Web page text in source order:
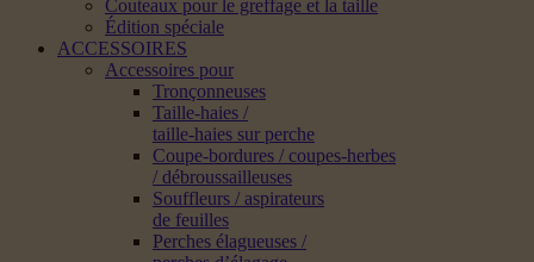
Couteaux pour le greffage et la taille
Édition spéciale
ACCESSOIRES
Accessoires pour
Tronçonneuses
Taille-haies /
taille-haies sur perche
Coupe-bordures / coupes-herbes
/ débroussailleuses
Souffleurs / aspirateurs
de feuilles
Perches élagueuses /